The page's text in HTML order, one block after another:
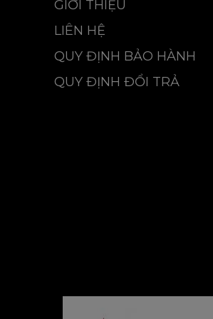
GIỚI THIỆU
LIÊN HỆ
QUY ĐỊNH BẢO HÀNH
QUY ĐỊNH ĐỔI TRẢ